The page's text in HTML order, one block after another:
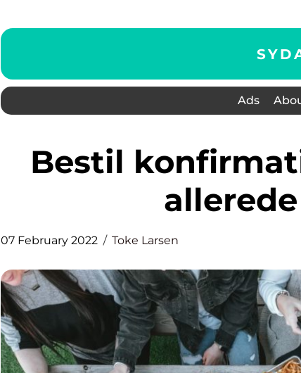
Ads
Bestil konfirmationsmaden
07 February 2022 Toke Larsen